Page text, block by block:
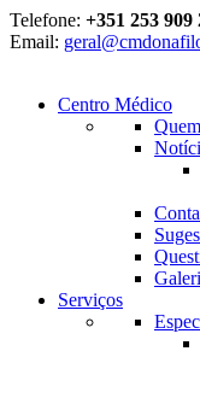
Telefone: +351 253
Email:
Centro Médico
Serviços